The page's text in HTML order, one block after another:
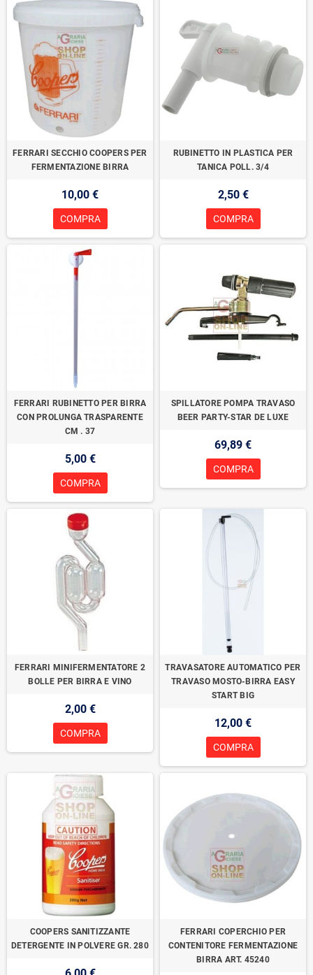
FERRARI SECCHIO COOPERS PER
FERMENTAZIONE BIRRA
10,00 €
COMPRA
RUBINETTO IN PLASTICA PER
TANICA POLL. 3/4
2,50 €
COMPRA
FERRARI RUBINETTO PER BIRRA
CON PROLUNGA TRASPARENTE
CM . 37
5,00 €
COMPRA
SPILLATORE POMPA TRAVASO
BEER PARTY-STAR DE LUXE
69,89 €
COMPRA
FERRARI MINIFERMENTATORE 2
BOLLE PER BIRRA E VINO
2,00 €
COMPRA
TRAVASATORE AUTOMATICO PER
TRAVASO MOSTO-BIRRA EASY
START BIG
12,00 €
COMPRA
COOPERS SANITIZZANTE
DETERGENTE IN POLVERE GR. 280
FERRARI COPERCHIO PER
CONTENITORE FERMENTAZIONE
BIRRA ART. 45240